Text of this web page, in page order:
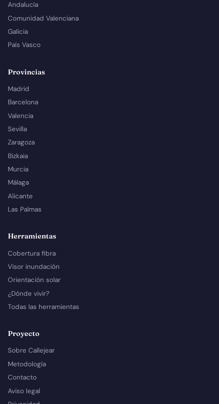
Andalucía
Comunidad Valenciana
Galicia
País Vasco
Provincias
Madrid
Barcelona
Valencia
Sevilla
Zaragoza
Bizkaia
Murcia
Málaga
Alicante
Las Palmas
Herramientas
Cobertura fibra
Visor inundación
Orientación solar
¿Dónde vivir?
Todas las herramientas
Proyecto
Sobre Callejear
Metodología
Contacto
Aviso legal